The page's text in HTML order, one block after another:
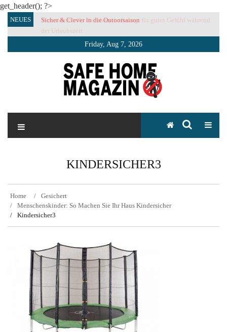
get_header(); ?>
SkipNEUES Sicher & Clever in die Outoorsaison
Vertrauensvolle Nachbarschaft sorgt für gutes Gefühl während
der Urlaubszeit
Friday, Aug 7, 2026
SAFE HOME Magazin
KINDERSICHER3
Home
Gesichert
Menschenskinder: So Machen Sie Ihr Haus Kindersicher
Kindersicher3